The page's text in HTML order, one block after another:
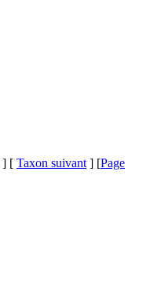
] [ Taxon suivant ] [Page